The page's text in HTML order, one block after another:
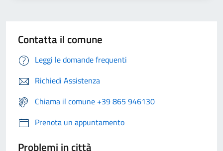
Contatta il comune
Leggi le domande frequenti
Richiedi Assistenza
Chiama il comune +39 865 946130
Prenota un appuntamento
Problemi in città